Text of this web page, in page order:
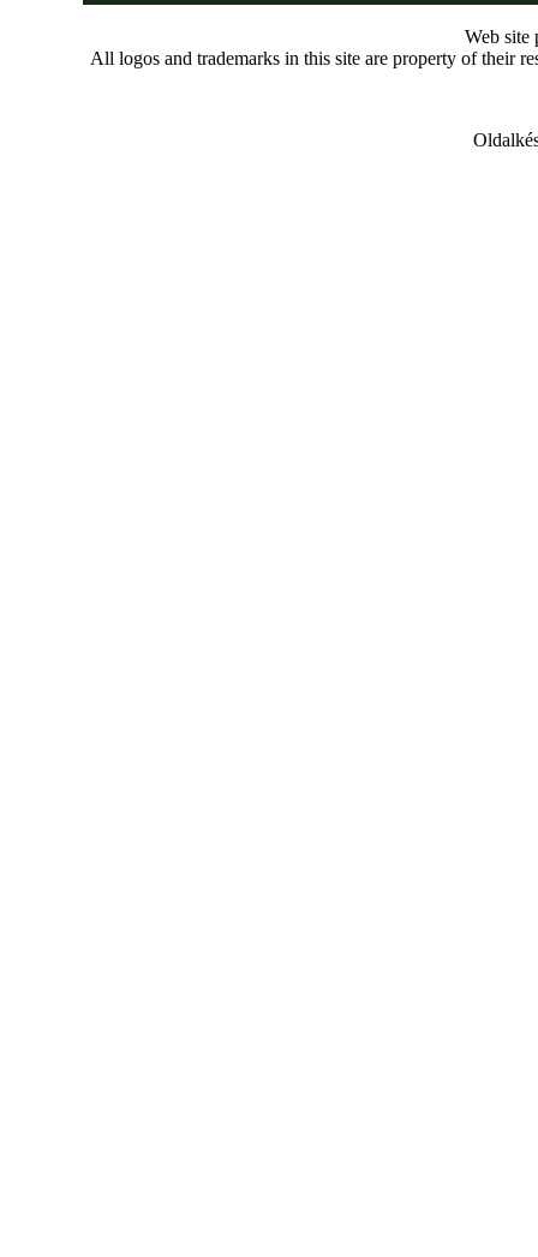
Web site
All logos and trademarks in this site are property of their